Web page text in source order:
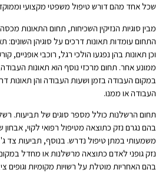
שכל אחד מהם דורש טיפול משפטי מקצועי
מבין סוגיות הנזיקין השכיחות, תחום התאונות
התחום עומדות תאונות דרכים על סוגיהן
וכן תאונות בהן נפגעו הולכי רגל, רוכבי אופניים,
ממונע אחר. תחום מרכזי נוסף הוא תאונות
במקום העבודה בזמן ושעות העבודה והן תאונות
העבודה או ממנו.
תחום הרשלנות כולל מספר סוגים של תביעות.
בהם נגרם נזק כתוצאה מטיפול רפואי לקוי, אבחון
משמעותי במתן טיפול נדרש. בנוסף, תביעות צד
נזק גופני לאדם כתוצאה מרשלנות או מחדל
בהם האחריות מוטלת על רשויות מקומיות וגופים